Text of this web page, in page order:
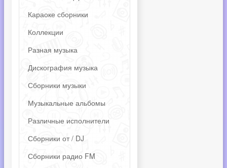
Караоке сборники
Коллекции
Разная музыка
Дискография музыка
Сборники музыки
Музыкальные альбомы
Различные исполнители
Сборники от / DJ
Сборники радио FM